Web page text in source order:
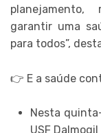
planejamento,
garantir uma
para todos”,
👉 E a saúde
Nesta
USF